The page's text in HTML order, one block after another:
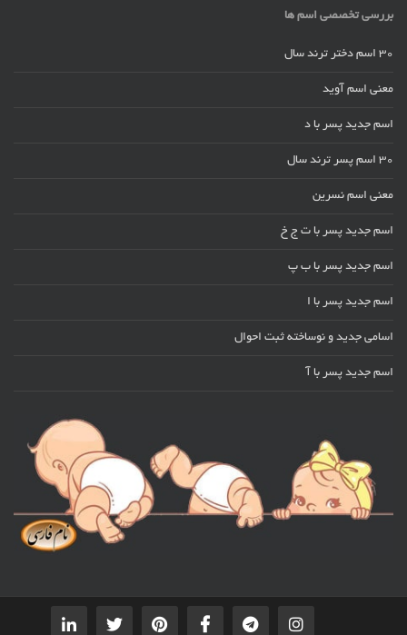
بررسی تخصصی اسم ها
30 اسم دختر ترند سال
معنی اسم آوید
اسم جدید پسر با د
30 اسم پسر ترند سال
معنی اسم نسرین
اسم جدید پسر با ت ج خ
اسم جدید پسر با ب پ
اسم جدید پسر با ا
اسامی جدید و نوساخته ثبت احوال
اسم جدید پسر با آ